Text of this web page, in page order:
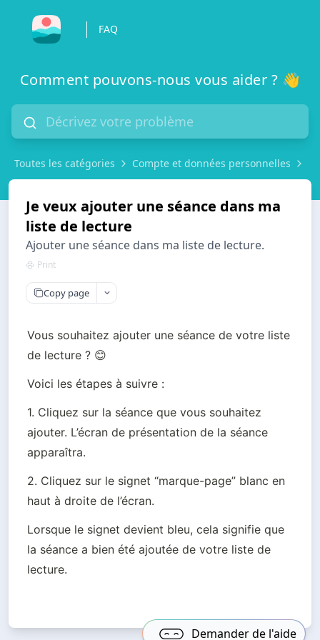
Demander de l'aide
FAQ
Comment pouvons-nous vous aider ? 👋
Toutes les catégories Compte et données personnelles
Je veux ajouter une séance dans ma
liste de lecture
Ajouter une séance dans ma liste de lecture.
Print
Copy page
Vous souhaitez ajouter une séance de votre liste
de lecture ? 😊
Voici les étapes à suivre :
1. Cliquez sur la séance que vous souhaitez
ajouter. L’écran de présentation de la séance
apparaîtra.
2. Cliquez sur le signet “marque-page” blanc en
haut à droite de l’écran.
Lorsque le signet devient bleu, cela signifie que
la séance a bien été ajoutée de votre liste de
lecture.